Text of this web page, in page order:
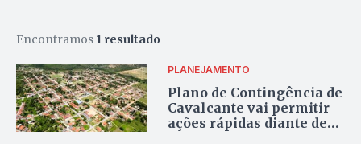
Encontramos 1 resultado
PLANEJAMENTO
Plano de Contingência de
Cavalcante vai permitir
ações rápidas diante de